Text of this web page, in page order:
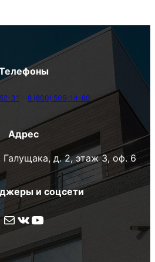
31 8 (800) 505-14-80
Адрес
Галущака, д. 2, этаж 3, оф. 6
и соцсети
Почта ВКонтакте YouTube